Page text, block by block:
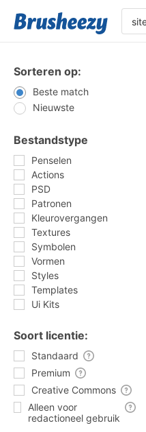
Sorteren op:
Beste match
Nieuwste
Bestandstype
Penselen
Actions
PSD
Patronen
Kleurovergangen
Textures
Symbolen
Vormen
Styles
Templates
Ui Kits
Soort licentie:
Standaard
Premium
Creative Commons
Alleen voor
redactioneel gebruik